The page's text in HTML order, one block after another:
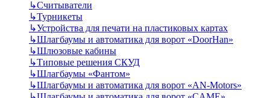
↳Считыватели
↳Турникеты
↳Устройства для печати на пластиковых картах
↳Шлагбаумы и автоматика для ворот «DoorHan»
↳Шлюзовые кабины
↳Типовые решения СКУД
↳Шлагбаумы «Фантом»
↳Шлагбаумы и автоматика для ворот «AN-Motors»